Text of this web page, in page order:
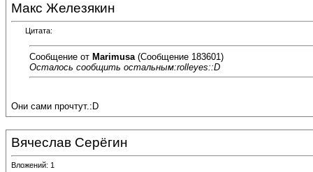
Макс Железякин
Цитата:
Сообщение от Marimusa (Сообщение 183601)
Осталось сообщить остальным:rolleyes::D
Они сами прочтут.:D
Вячеслав Серёгин
Вложений: 1